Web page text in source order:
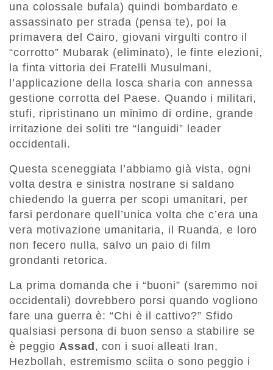
una colossale bufala) quindi bombardato e
assassinato per strada (pensa te), poi la
primavera del Cairo, giovani virgulti contro il
“corrotto” Mubarak (eliminato), le finte elezioni,
la finta vittoria dei Fratelli Musulmani,
l’applicazione della losca sharia con annessa
gestione corrotta del Paese. Quando i militari,
stufi, ripristinano un minimo di ordine, grande
irritazione dei soliti tre “languidi” leader
occidentali.
Questa sceneggiata l’abbiamo già vista, ogni
volta destra e sinistra nostrane si saldano
chiedendo la guerra per scopi umanitari, per
farsi perdonare quell’unica volta che c’era una
vera motivazione umanitaria, il Ruanda, e loro
non fecero nulla, salvo un paio di film
grondanti retorica.
La prima domanda che i “buoni” (saremmo noi
occidentali) dovrebbero porsi quando vogliono
fare una guerra è: “Chi è il cattivo?” Sfido
qualsiasi persona di buon senso a stabilire se
è peggioAssad , con i suoi alleati Iran,
Hezbollah, estremismo sciita o sono peggio i